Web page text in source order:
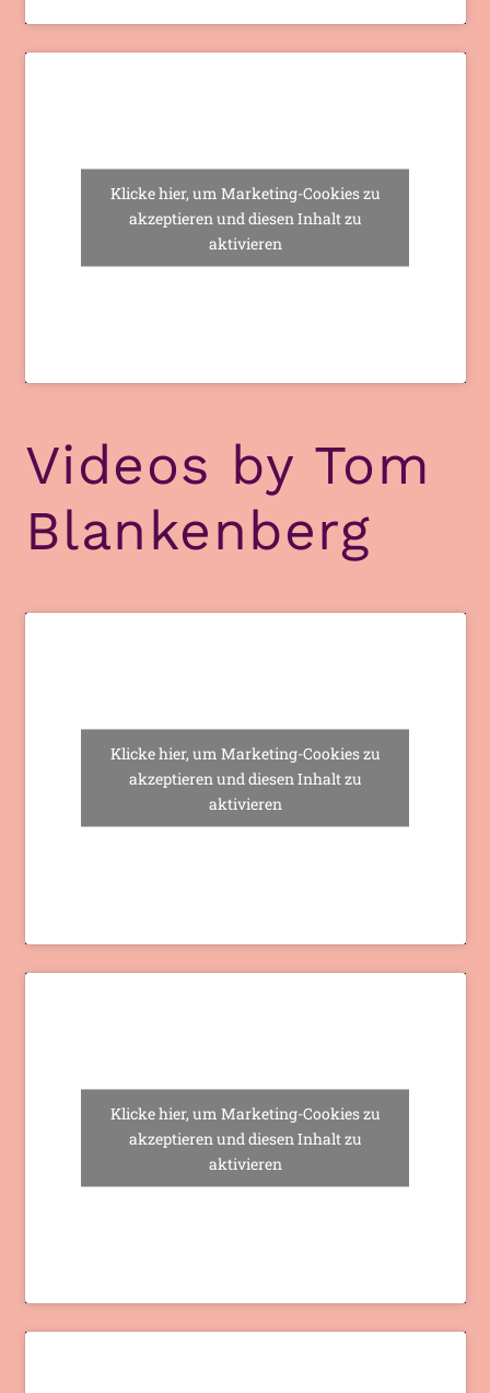
Klicke hier, um Marketing-Cookies zu
akzeptieren und diesen Inhalt zu
aktivieren
Videos by Tom
Blankenberg
Klicke hier, um Marketing-Cookies zu
akzeptieren und diesen Inhalt zu
aktivieren
Klicke hier, um Marketing-Cookies zu
akzeptieren und diesen Inhalt zu
aktivieren